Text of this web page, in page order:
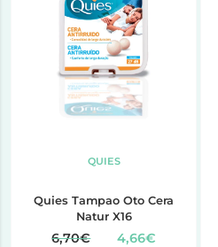
QUIES
Quies Tampao Oto Cera
Natur X16
6,70€ 4,66€